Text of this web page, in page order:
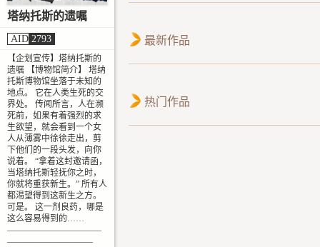
塔纳托斯的遗嘱
AID 2793
【企划宣传】塔纳托斯的
遗嘱 【博物馆简介】 塔纳
托斯博物馆坐落于未知的
地点。 它在人类生死的交
界处。 传闻所言，人在濒
死前，如果有着强烈的求
生欲望，就会看到一个女
人从薄雾中徐徐走出，剪
下他们的一段头发，向你
说着。 “拿着这封邀请函，
当塔纳托斯轻抚你之时，
你就将重获新生。” 所有人
都渴望得到这新生之方。
可是。 这一剂良药，哪是
这么容易得到的……
———————————
——————————
最新作品
热门作品